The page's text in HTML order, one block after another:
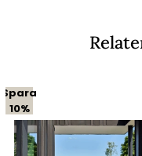
Spara
10%